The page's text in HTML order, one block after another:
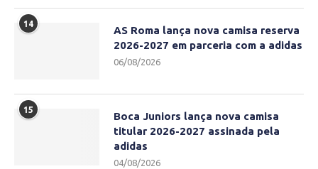
14
AS Roma lança nova camisa reserva
2026-2027 em parceria com a adidas
06/08/2026
15
Boca Juniors lança nova camisa
titular 2026-2027 assinada pela
adidas
04/08/2026